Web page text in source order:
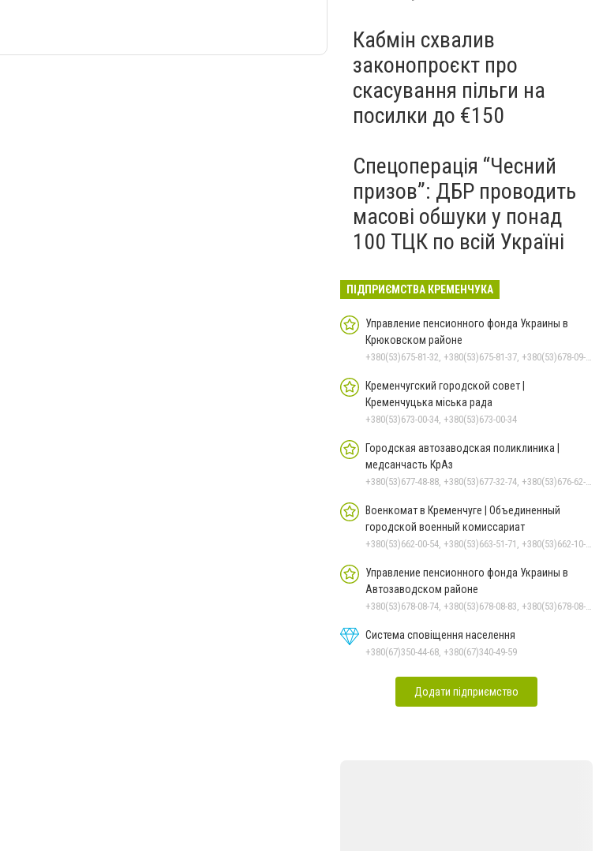
Кабмін схвалив
законопроєкт про
скасування пільги на
посилки до €150
Спецоперація “Чесний
призов”: ДБР проводить
масові обшуки у понад
100 ТЦК по всій Україні
ПІДПРИЄМСТВА КРЕМЕНЧУКА
Управление пенсионного фонда Украины в
Крюковском районе
+380(53)675-81-32, +380(53)675-81-37, +380(53)678-09-01, +380(53)675-81-40, +380(53)675-81-33, +380(53)675-81-38, +380(53)675-81-31, +380(53)678-08-87
Кременчугский городской совет |
Кременчуцька міська рада
+380(53)673-00-34, +380(53)673-00-34
Городская автозаводская поликлиника |
медсанчасть КрАз
+380(53)677-48-88, +380(53)677-32-74, +380(53)676-62-99, +380536766187
Военкомат в Кременчуге | Объединенный
городской военный комиссариат
+380(53)662-00-54, +380(53)663-51-71, +380(53)662-10-35
Управление пенсионного фонда Украины в
Автозаводском районе
+380(53)678-08-74, +380(53)678-08-83, +380(53)678-08-41, +380(53)678-08-86, +380(53)678-09-05
Система сповіщення населення
+380(67)350-44-68, +380(67)340-49-59
Додати підприємство